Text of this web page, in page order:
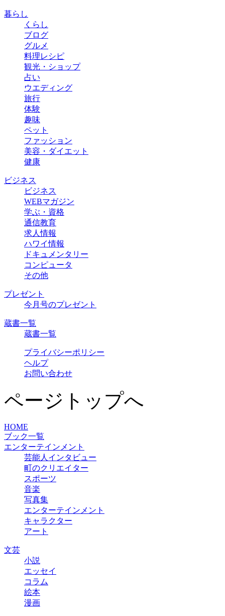
暮らし
くらし
ブログ
グルメ
料理レシピ
観光・ショップ
占い
ウエディング
旅行
体験
趣味
ペット
ファッション
美容・ダイエット
健康
ビジネス
ビジネス
WEBマガジン
学ぶ・資格
通信教育
求人情報
ハワイ情報
ドキュメンタリー
コンピュータ
その他
プレゼント
今月号のプレゼント
蔵書一覧
蔵書一覧
プライバシーポリシー
ヘルプ
お問い合わせ
ページトップへ
HOME
ブック一覧
エンターテインメント
芸能人インタビュー
町のクリエイター
スポーツ
音楽
写真集
エンターテインメント
キャラクター
アート
文芸
小説
エッセイ
コラム
絵本
漫画